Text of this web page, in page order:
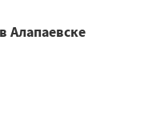
Алапаевске